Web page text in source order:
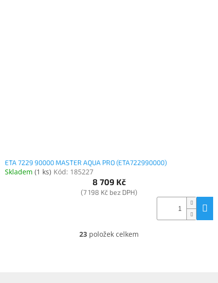
ETA 7229 90000 MASTER AQUA PRO (ETA722990000)
Skladem (1 ks) Kód: 185227
8 709 Kč
(7 198 Kč bez DPH)
O
23 položek celkem